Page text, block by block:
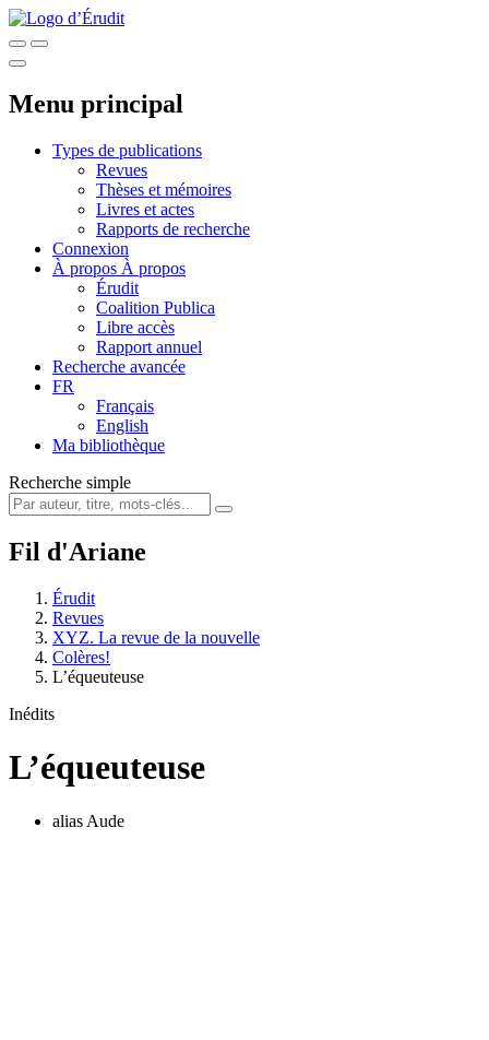
Menu principal
Types de publications
Revues
Thèses et mémoires
Livres et actes
Rapports de recherche
Connexion
À propos À propos
Érudit
Coalition Publica
Libre accès
Rapport annuel
Recherche avancée
FR
Français
English
Ma bibliothèque
Recherche simple
Fil d'Ariane
Érudit
Revues
XYZ. La revue de la nouvelle
Colères!
L’équeuteuse
Inédits
L’équeuteuse
alias Aude